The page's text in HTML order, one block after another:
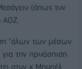
(όπως τον
ΑΟΖ.
"όλων των μέσων
για την προάσπιση
στον κ Μπορέλ